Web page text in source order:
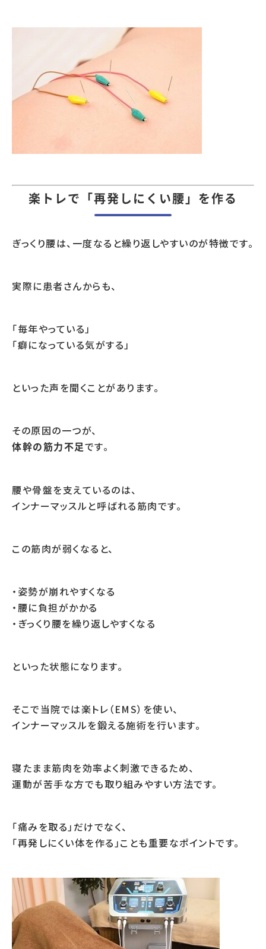
楽トレで「再発しにくい腰」を作る
ぎっくり腰は、一度なると繰り返しやすいのが特徴です。
実際に患者さんからも、
「毎年やっている」
「癖になっている気がする」
といった声を聞くことがあります。
その原因の一つが、
体幹の筋力不足です。
腰や骨盤を支えているのは、
インナーマッスルと呼ばれる筋肉です。
この筋肉が弱くなると、
・姿勢が崩れやすくなる
・腰に負担がかかる
・ぎっくり腰を繰り返しやすくなる
といった状態になります。
そこで当院では楽トレ（EMS）を使い、
インナーマッスルを鍛える施術を行います。
寝たまま筋肉を効率よく刺激できるため、
運動が苦手な方でも取り組みやすい方法です。
「痛みを取る」だけでなく、
「再発しにくい体を作る」ことも重要なポイントです。